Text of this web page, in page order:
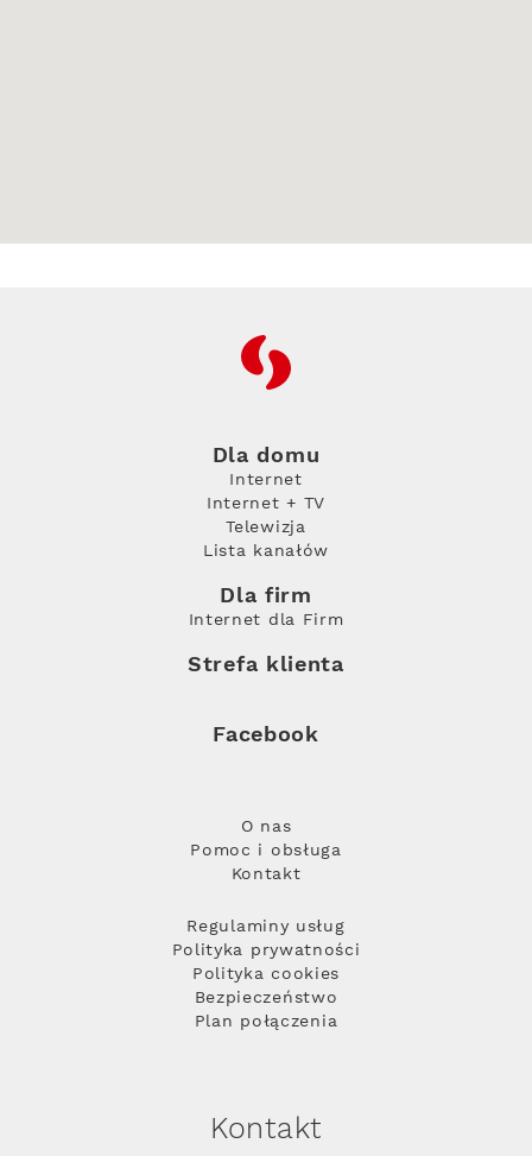
RFC
Dla domu
Internet
Internet + TV
Telewizja
Lista kanałów
Dla firm
Internet dla Firm
Strefa klienta
Facebook
O nas
Pomoc i obsługa
Kontakt
Regulaminy usług
Polityka prywatności
Polityka cookies
Bezpieczeństwo
Plan połączenia
Kontakt